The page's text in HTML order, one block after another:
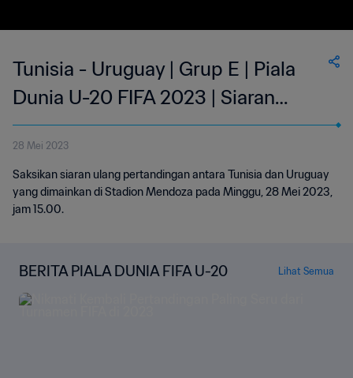
Tunisia - Uruguay | Grup E | Piala
Dunia U-20 FIFA 2023 | Siaran
Ulang
28 Mei 2023
Saksikan siaran ulang pertandingan antara Tunisia dan Uruguay
yang dimainkan di Stadion Mendoza pada Minggu, 28 Mei 2023,
jam 15.00.
BERITA PIALA DUNIA FIFA U-20 Lihat Semua